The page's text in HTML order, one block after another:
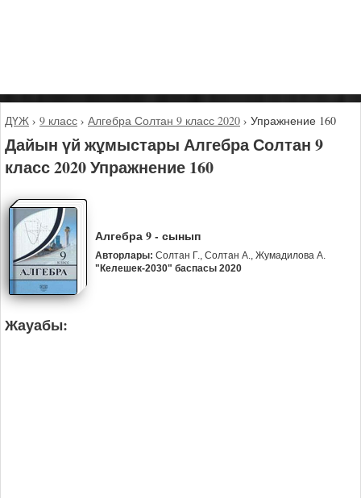
ДҮЖ › 9 класс › Алгебра Солтан 9 класс 2020 › Упражнение 160
Дайын үй жұмыстары Алгебра Солтан 9
класс 2020 Упражнение 160
Алгебра 9 - сынып
Авторлары: Солтан Г., Солтан А., Жумадилова А.
"Келешек-2030" баспасы 2020
Жауабы: